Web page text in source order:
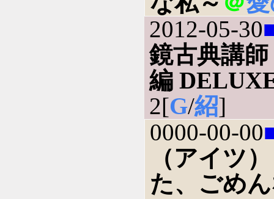
2012-05-30
鏡古典講
編
2[G/紹]
0000-00-00
（アイツ
た、ごめ